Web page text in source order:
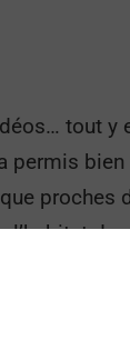
tout y
permis
proches
la vie sur